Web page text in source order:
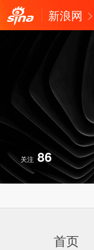
新浪网
关注 86
首页